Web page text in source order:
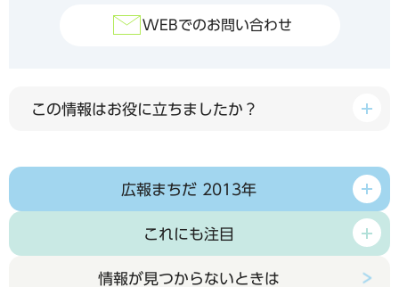
WEBでのお問い合わせ
この情報はお役に立ちましたか？
広報まちだ 2013年
これにも注目
情報が見つからないときは